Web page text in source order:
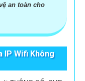
an toàn cho
IP Wifi Không